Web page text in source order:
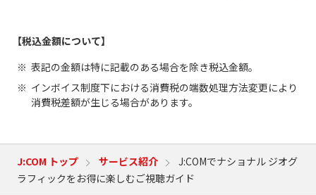
【税込金額について】
表記の金額は特に記載のある場合を除き税込金額。
インボイス制度下における消費税の端数処理方法変更により
消費税差額が生じる場合があります。
J:COM トップ サービス紹介
J:COMでナショナル ジオグ
ラフィックをお得に楽しむご視聴ガイド